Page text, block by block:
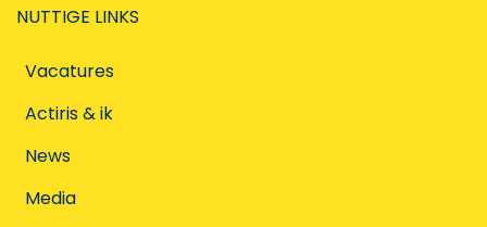
NUTTIGE LINKS
Vacatures
Actiris & ik
News
Media